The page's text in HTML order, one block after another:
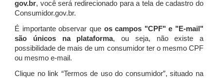
gov.br, você será redirecionado para a tela de cadastro do
Consumidor.gov.br.
É importante observar que os campos "CPF" e "E-mail"
são únicos na plataforma, ou seja, não existe a
possibilidade de mais de um consumidor ter o mesmo CPF
ou mesmo e-mail.
Clique no link “Termos de uso do consumidor”, situado na